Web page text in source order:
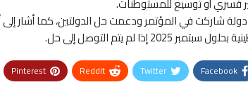
وأخيرآ فإن 125 دولة شاركت في المؤتمر ودعمت حل الدولتين، كما
2025 إذا لم يتم التوصل إلى حل.
Facebook
Twitter
ReddIt
Pinterest